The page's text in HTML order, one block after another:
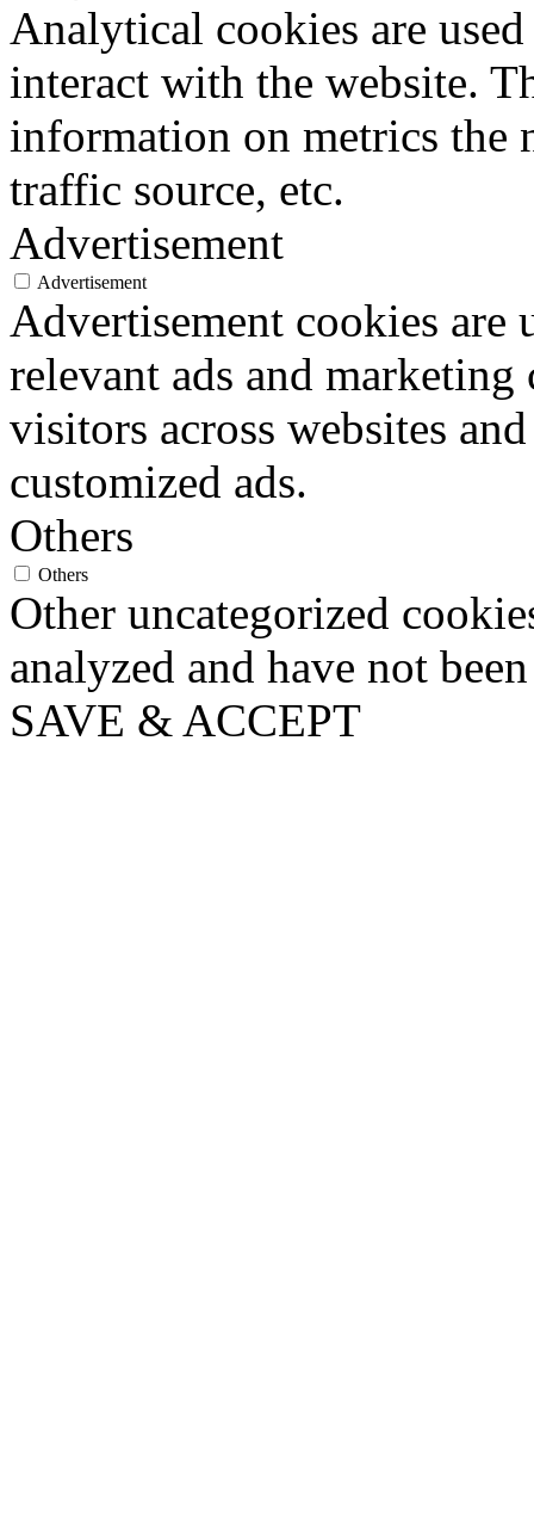
Analytical cookies are
interact with the website.
information on metrics the
traffic source, etc.
Advertisement
Advertisement
Advertisement cookies
relevant ads and marketing
visitors across websites
customized ads.
Others
Others
Other uncategorized
analyzed and have not
SAVE & ACCEPT